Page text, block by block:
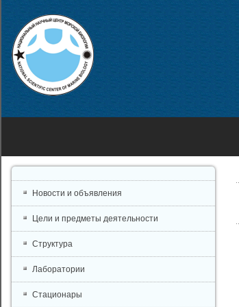
Новости и объявления
Цели и предметы деятельности
Структура
Лаборатории
Стационары